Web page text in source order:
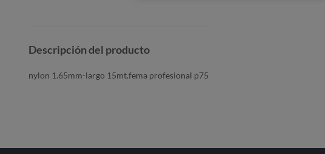
Descripción del producto
nylon 1.65mm-largo 15mt.fema profesional p75